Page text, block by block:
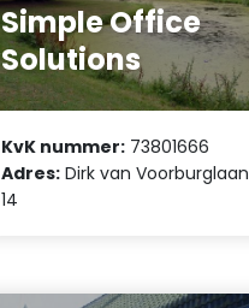
Simple Office
Solutions
KvK nummer: 73801666
Adres: Dirk van Voorburglaan
14